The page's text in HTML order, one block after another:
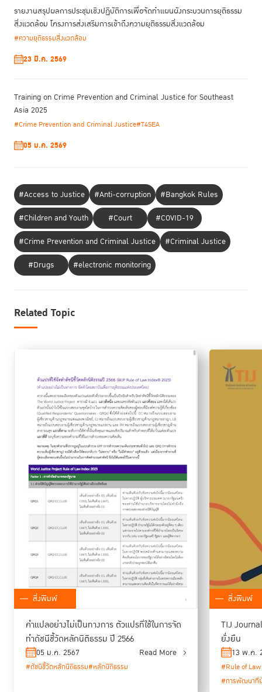
รายงานสรุปผลการประชุมเชิงปฏิบัติการเพื่อจัดทําแผนผังกระบวนการยุติธรรม
สิ่งแวดล้อม โครงการส่งเสริมการเข้าถึงความยุติธรรมสิ่งแวดล้อม
#ความยุติธรรมสิ่งแวดล้อม
23 มี.ค. 2569
Training on Crime Prevention and Criminal Justice for Southeast
Asia 2025
#Crime Prevention and Criminal Justice#T4SEA
05 ม.ค. 2569
#Access to Justice #Anti-corruption
#Bangkok Rules
#Children and Youth
#Court
#COVID-19
#Crime Prevention and Criminal Justice
#Criminal Justice
#Drugs
#electronic monitoring
Related Topic
สิ่งพิมพ์
คำแปลอย่างไม่เป็นทางการ ตัวแปรที่ใช้ในการจัด
ทำดัชนีชี้วัดหลักนิติธรรม ปี 2566
05 ม.ค. 2567 Read More
#ดัชนีชี้วัดหลักนิติธรรม#หลักนิติธรรม
สิ่งพิมพ์
TIJ
ยั่งยืน
13 พ.ค.
#Rule of Law
#การพัฒนาที่